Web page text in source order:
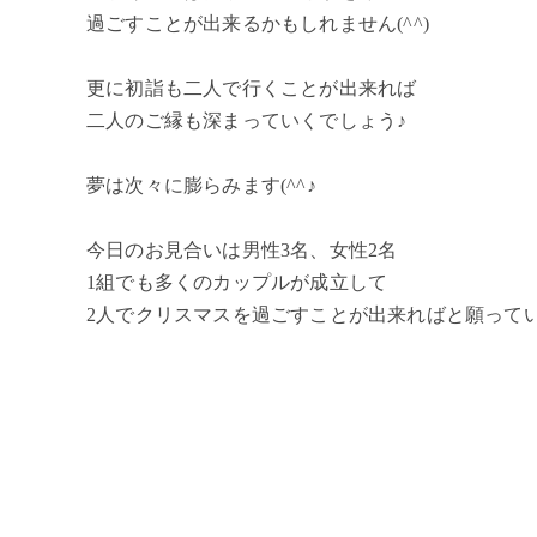
過ごすことが出来るかもしれません(^^)
更に初詣も二人で行くことが出来れば
二人のご縁も深まっていくでしょう♪
夢は次々に膨らみます(^^♪
今日のお見合いは男性3名、女性2名
1組でも多くのカップルが成立して
2人でクリスマスを過ごすことが出来ればと願って